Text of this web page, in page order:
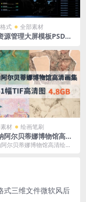
式 全部素材
源管理大屏模板PSD格
材 绘画笔刷
阿尔贝蒂娜博物馆高清
集 151幅 TIF高清 4.8GB
尔贝蒂娜博物馆高清绘画
式三维文件微软风后